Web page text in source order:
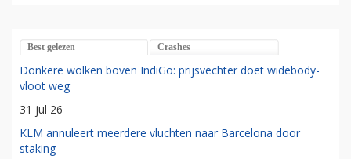
Best gelezen Crashes
Donkere wolken boven IndiGo: prijsvechter doet widebody-
vloot weg
31 jul 26
KLM annuleert meerdere vluchten naar Barcelona door
staking